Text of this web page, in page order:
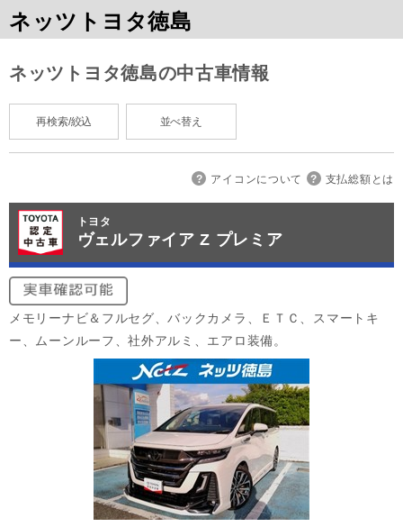
ネッツトヨタ徳島
ネッツトヨタ徳島の中古車情報
再検索/絞込 並べ替え
アイコンについて 支払総額とは
トヨタ
ヴェルファイア Z プレミア
メモリーナビ＆フルセグ、バックカメラ、ＥＴＣ、スマートキ
ー、ムーンルーフ、社外アルミ、エアロ装備。